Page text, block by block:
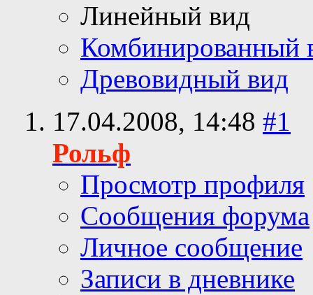
Линейный вид
Комбинированный
Древовидный вид
17.04.2008, 14:48 #1
Рольф
Просмотр профиля
Сообщения форума
Личное сообщение
Записи в дневнике